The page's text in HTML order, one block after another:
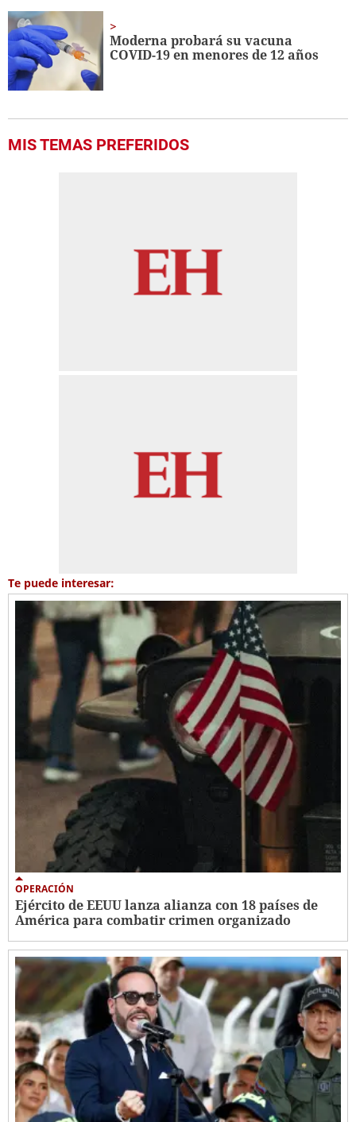
Moderna probará su vacuna
COVID-19 en menores de 12 años
MIS TEMAS PREFERIDOS
Te puede interesar:
OPERACIÓN
Ejército de EEUU lanza alianza con 18 países de
América para combatir crimen organizado